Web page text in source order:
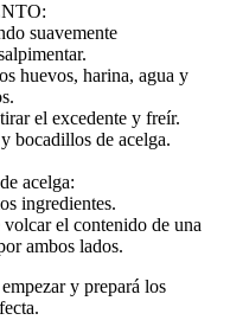
suavemente
huevos, harina, agua y
el excedente y freír.
bocadillos de acelga.
acelga:
ingredientes.
el contenido de una
ambos lados.
y prepará los